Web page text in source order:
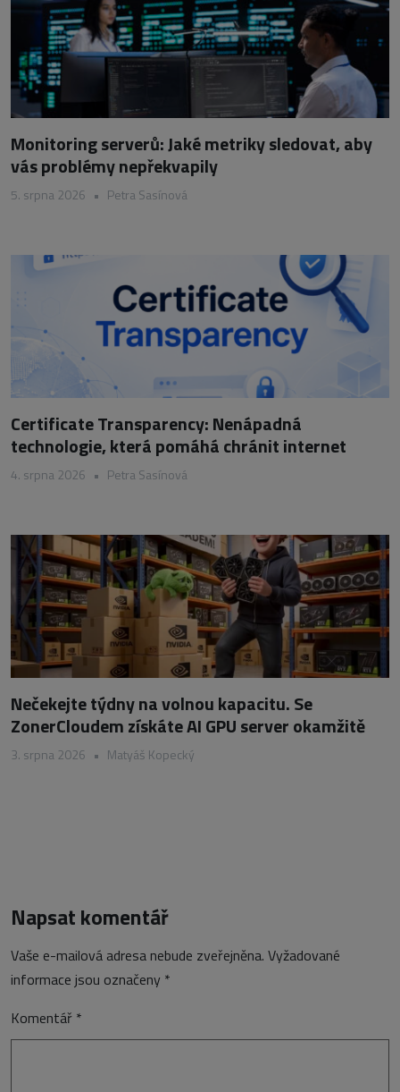
Monitoring serverů: Jaké metriky sledovat, aby
vás problémy nepřekvapily
5. srpna 2026 • Petra Sasínová
Certificate Transparency: Nenápadná
technologie, která pomáhá chránit internet
4. srpna 2026 • Petra Sasínová
Nečekejte týdny na volnou kapacitu. Se
ZonerCloudem získáte AI GPU server okamžitě
3. srpna 2026 • Matyáš Kopecký
Napsat komentář
Vaše e-mailová adresa nebude zveřejněna. Vyžadované
informace jsou označeny *
Komentář *